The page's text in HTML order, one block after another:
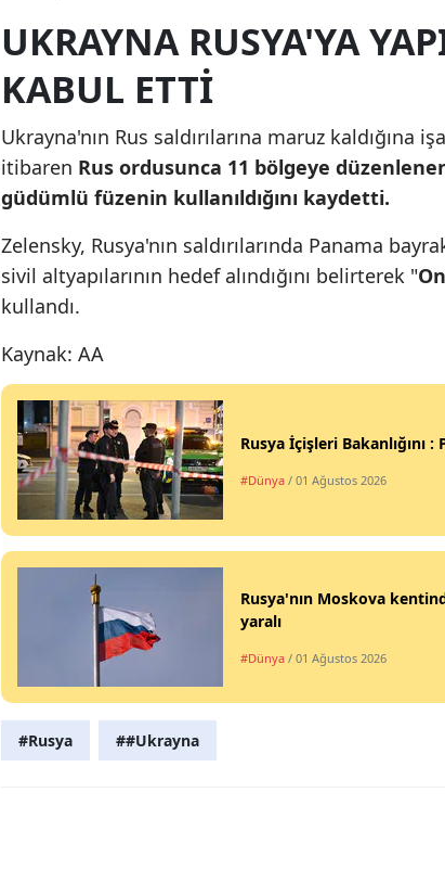
İzmir
Muğla
UKRAYNA RUSYA'YA
KABUL ETTI
Ukrayna'nın Rus saldırılarına maruz kaldığına
itibaren Rus ordusunca 11 bölgeye
güdümlü füzenin kullanıldığını kaydetti.
Zelensky, Rusya'nın saldırılarında Panama
sivil altyapılarının hedef alındığını belirterek "
kullandı.
Kaynak: AA
Rusya İçişleri Bakanlığını
#Dünya / 01 Ağustos 2026
Rusya'nın Moskova
yaralı
#Dünya / 01 Ağustos 2026
#Rusya ##Ukrayna